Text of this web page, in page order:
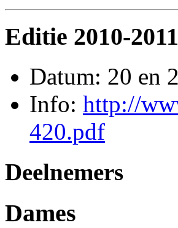
Editie 2010-2011
Datum: 20 en
Info: http://
420.pdf
Deelnemers
Dames